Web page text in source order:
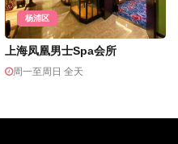
杨浦区
上海凤凰男士Spa会所
周一至周日 全天